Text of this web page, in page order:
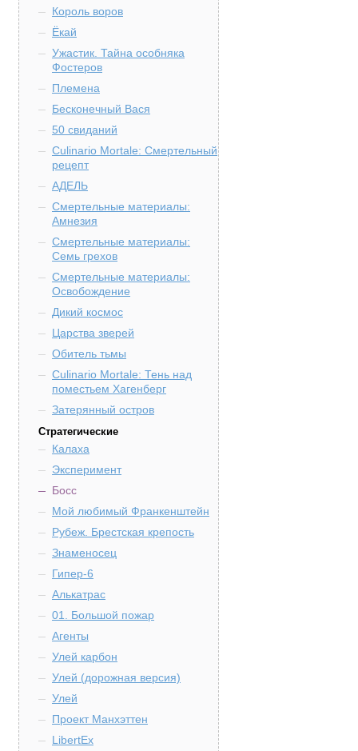
Король воров
Ёкай
Ужастик. Тайна особняка
Фостеров
Племена
Бесконечный Вася
50 свиданий
Culinario Mortale: Смертельный
рецепт
АДЕЛЬ
Смертельные материалы:
Амнезия
Смертельные материалы:
Семь грехов
Смертельные материалы:
Освобождение
Дикий космос
Царства зверей
Обитель тьмы
Culinario Mortale: Тень над
поместьем Хагенберг
Затерянный остров
Стратегические
Калаха
Эксперимент
Босс
Мой любимый Франкенштейн
Рубеж. Брестская крепость
Знаменосец
Гипер-6
Алькатрас
01. Большой пожар
Агенты
Улей карбон
Улей (дорожная версия)
Улей
Проект Манхэттен
LibertEx